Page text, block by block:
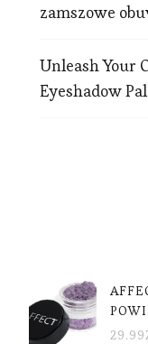
zamszowe
Unleash
Eyeshadow
29.99